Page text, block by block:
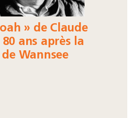
» de Claude
ans après la
Wannsee